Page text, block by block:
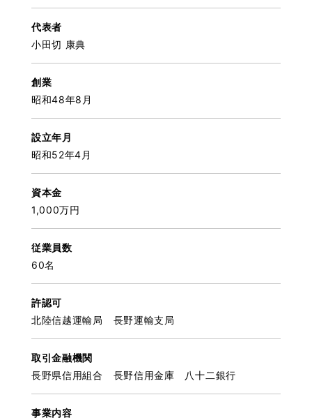
代表者
小田切 康典
創業
昭和48年8月
設立年月
昭和52年4月
資本金
1,000万円
従業員数
60名
許認可
北陸信越運輸局 長野運輸支局
取引金融機関
長野県信用組合 長野信用金庫 八十二銀行
事業内容